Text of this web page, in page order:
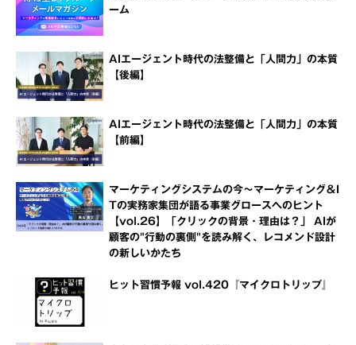
ーム
AIエージェント時代の法整備と「人間力」の本質
【後編】
AIエージェント時代の法整備と「人間力」の本質
【前編】
マーケティングシステムの今～マーケティング＆I
Tの実務家集団が語る事業グロースへのヒント
【vol.26】「クリックの背景・理由は？」 AIが
顧客の"行動の裏側"を読み解く、レコメンド設計
の新しいかたち
ヒット習慣予報 vol.420『マイクロトリップ』